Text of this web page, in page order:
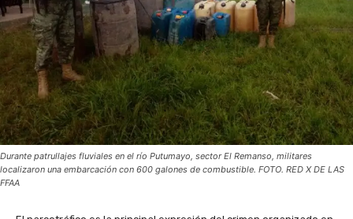
Durante patrullajes fluviales en el río Putumayo, sector El Remanso, militares
localizaron una embarcación con 600 galones de combustible. FOTO. RED X DE LAS
FFAA